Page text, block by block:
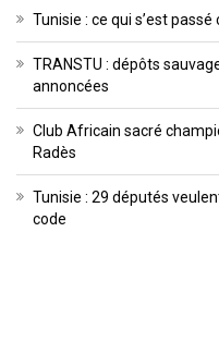
Tunisie : ce qui s’est
TRANSTU : dépôts
annoncées
Club Africain sacré
Radès
Tunisie : 29 députés
code